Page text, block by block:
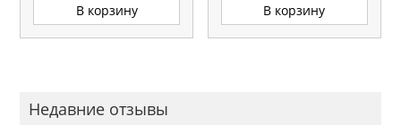
В корзину В корзину
Недавние отзывы